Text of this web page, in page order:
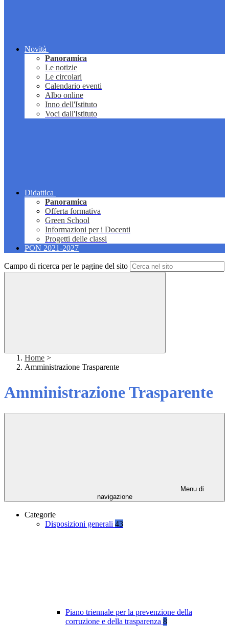
Novità
Panoramica
Le notizie
Le circolari
Calendario eventi
Albo online
Inno dell'Istituto
Voci dall'Istituto
Didattica
Panoramica
Offerta formativa
Green School
Informazioni per i Docenti
Progetti delle classi
PON 2021-2027
Campo di ricerca per le pagine del sito
Home >
Amministrazione Trasparente
Amministrazione Trasparente
Menu di
navigazione
Categorie
Disposizioni generali 43
Piano triennale per la prevenzione della
corruzione e della trasparenza 8